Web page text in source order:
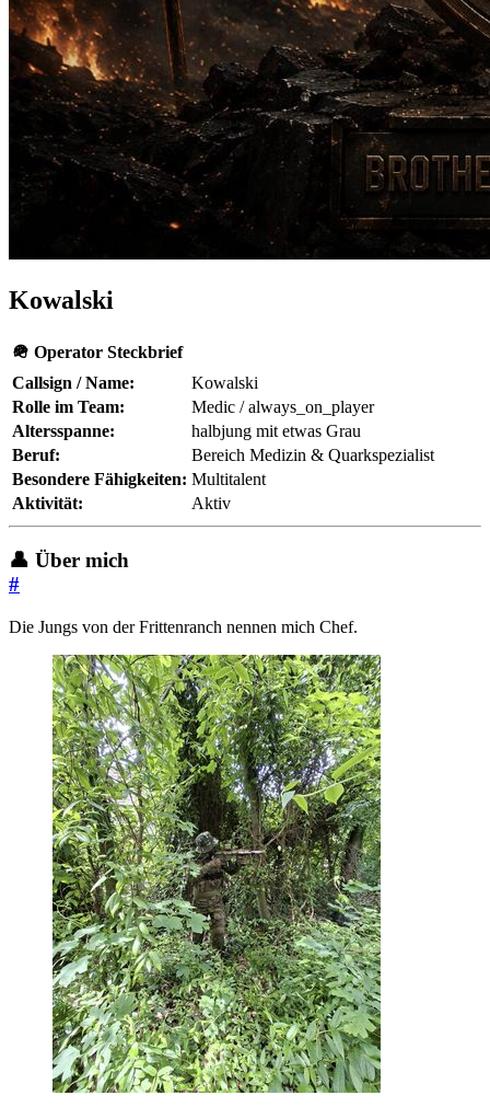
Kowalski
🪖 Operator Steckbrief
Callsign / Name:
Kowalski
Rolle im Team:
Medic / always_on_player
Altersspanne:
halbjung mit etwas Grau
Beruf:
Bereich Medizin & Quarkspezialist
Besondere Fähigkeiten: Multitalent
Aktivität:
Aktiv
👤 Über mich
#
Die Jungs von der Frittenranch nennen mich Chef.